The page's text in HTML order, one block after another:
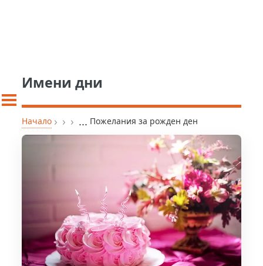
Имени дни
Начало › › › ... Пожелания за рожден ден